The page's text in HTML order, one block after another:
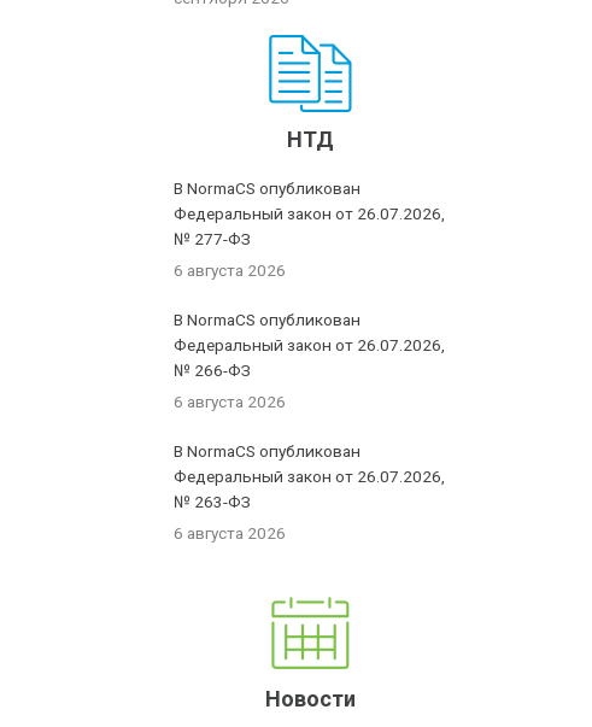
НТД
В NormaCS опубликован
Федеральный закон от 26.07.2026,
№ 277-ФЗ
6 августа 2026
В NormaCS опубликован
Федеральный закон от 26.07.2026,
№ 266-ФЗ
6 августа 2026
В NormaCS опубликован
Федеральный закон от 26.07.2026,
№ 263-ФЗ
6 августа 2026
Новости